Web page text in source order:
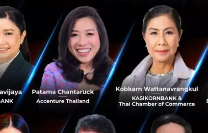
รในหลุมฝังกลบทำให้เกิดการปล่อยก๊าซมีเทนในระดับสูง
ทุกปี และเศษอาหารนั้นยังปล่อยก๊าซเรือนกระจกได้มา
เกิดผลกระทบต่อสิ่งแวดล้อมในเชิงลบ แต่ยังรวมถึงผลกร
ลดปริมาณเศษอาหารในร้านอาหาร ร้านค้าปลีก หรือในค
าติของเราในมิติต่าง ๆ นับไม่ถ้วน
ำได้ยาก แต่ก็มีผู้คนจำนวนหนึ่งพยายามที่จะค้นหาแนว
ที่เรียก Food Tech